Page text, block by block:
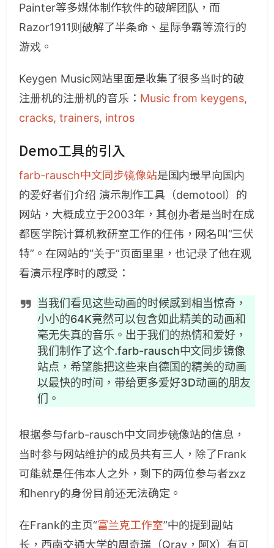
Painter等多媒体制作软件的破解团队，而
Razor1911则破解了半条命、星际争霸等流行的
游戏。
Keygen Music网站里面是收集了很多当时的破
注册机的注册机的音乐： Music from keygens,
cracks, trainers, intros
Demo工具的引入
farb-rausch中文同步镜像站是国内最早向国内
的爱好者们介绍 演示制作工具（demotool）的
网站，大概成立于2003年，其创办者是当时在成
都医学院计算机教研室工作的任伟，网名叫“三伏
特”。在网站的“关于”页面里里，也记录了他在观
看演示程序时的感受：
当我们看见这些动画的时候感到相当惊奇，
小小的64K竟然可以包含如此精美的动画和
毫无失真的音乐。出于我们的热情和爱好，
我们制作了这个.farb-rausch中文同步镜像
站点，希望能把这些来自德国的精美的动画
以最快的时间，带给更多爱好3D动画的朋友
们。
根据参与farb-rausch中文同步镜像站的信息，
当时参与网站维护的成员共有三人，除了Frank
可能就是任伟本人之外，剩下的两位参与者zxz
和henry的身份目前还无法确定。
在Frank的主页“富兰克工作室”中的提到副站
长，西南交通大学的周奇瑞（Qray，阿X）有可